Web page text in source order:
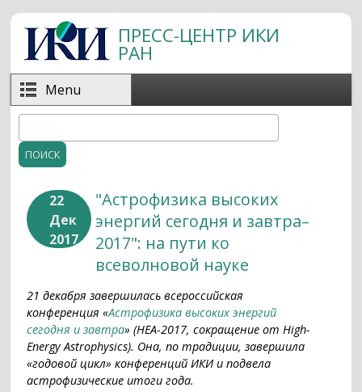
Перейти к основному содержанию
ПРЕСС-ЦЕНТР ИКИ
РАН
Menu
Форма поиска
22
Дек
2017
"Астрофизика высоких
энергий сегодня и завтра–
2017": на пути ко
всеволновой науке
21 декабря завершилась всероссийская
конференция «Астрофизика высоких энергий
сегодня и завтра» (НЕА-2017, сокращение от High-
Energy Astrophysics). Она, по традиции, завершила
«годовой цикл» конференций ИКИ и подвела
астрофизические итоги года.